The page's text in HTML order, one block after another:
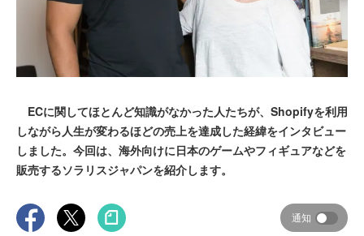
ECに関してほとんど知識がなかった人たちが、Shopifyを利用
しながら人生が変わるほどの売上を達成した経緯をインタビュー
しました。今回は、海外向けに日本のゲームやフィギュアなどを
販売するソラリスジャパンを紹介します。
通知